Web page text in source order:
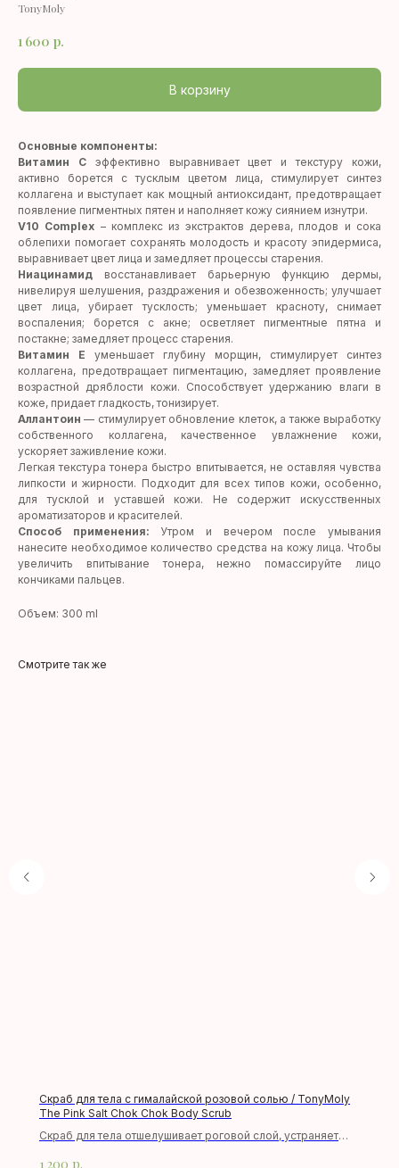
TonyMoly
1 600 р.
В корзину
Основные компоненты:
Витамин Сэффективно выравнивает цвет и текстуру кожи,
активно борется с тусклым цветом лица, стимулирует синтез
коллагена и выступает как мощный антиоксидант, предотвращает
появление пигментных пятен и наполняет кожу сиянием изнутри.
V10 Complex – комплекс из экстрактов дерева, плодов и сока
облепихи помогает сохранять молодость и красоту эпидермиса,
выравнивает цвет лица и замедляет процессы старения.
Ниацинамид восстанавливает барьерную функцию дермы,
нивелируя шелушения, раздражения и обезвоженность; улучшает
цвет лица, убирает тусклость; уменьшает красноту, снимает
воспаления; борется с акне; осветляет пигментные пятна и
постакне; замедляет процесс старения.
Витамин Е
уменьшает глубину морщин, стимулирует синтез
коллагена, предотвращает пигментацию, замедляет проявление
возрастной дряблости кожи. Способствует удержанию влаги в
коже, придает гладкость, тонизирует.
Аллантоин — стимулирует обновление клеток, а также выработку
собственного коллагена, качественное увлажнение кожи,
ускоряет заживление кожи.
Легкая текстура тонера быстро впитывается, не оставляя чувства
липкости и жирности. Подходит для всех типов кожи, особенно,
для тусклой и уставшей кожи. Не содержит искусственных
ароматизаторов и красителей.
Способ применения: Утром и вечером после умывания
нанесите необходимое количество средства на кожу лица. Чтобы
увеличить впитывание тонера, нежно помассируйте лицо
кончиками пальцев.
Объем: 300 ml
Смотрите так же
Скраб для тела с гималайской розовой солью / TonyMoly
The Pink Salt Chok Chok Body Scrub
Скраб для тела отшелушивает роговой слой, устраняет
1 200 р.
МАСКИ
ТКАНЕВЫЕ МАСКИ
УХОД ЗА ЛИЦОМ